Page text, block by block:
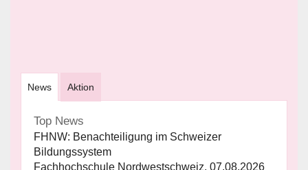
News Aktion
Top News
FHNW: Benachteiligung im Schweizer
Bildungssystem
Fachhochschule Nordwestschweiz, 07.08.2026